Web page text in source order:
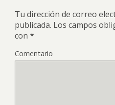
Tu dirección de correo
publicada. Los campos
con *
Comentario